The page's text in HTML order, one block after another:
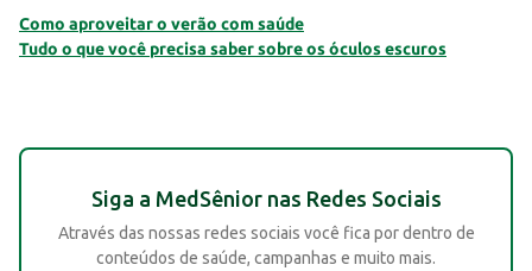
Como aproveitar o verão com saúde
Tudo o que você precisa saber sobre os óculos escuros
Siga a MedSênior nas Redes Sociais
Através das nossas redes sociais você fica por dentro de
conteúdos de saúde, campanhas e muito mais.